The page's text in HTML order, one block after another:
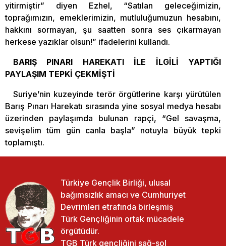
yitirmiştir” diyen Ezhel, “Satılan geleceğimizin,
toprağımızın, emeklerimizin, mutluluğumuzun hesabını,
hakkını sormayan, şu saatten sonra ses çıkarmayan
herkese yazıklar olsun!” ifadelerini kullandı.
BARIŞ PINARI HAREKATI İLE İLGİLİ YAPTIĞI
PAYLAŞIM TEPKİ ÇEKMİŞTİ
Suriye’nin kuzeyinde terör örgütlerine karşı yürütülen
Barış Pınarı Harekatı sırasında yine sosyal medya hesabı
üzerinden paylaşımda bulunan rapçi, “Gel savaşma,
sevişelim tüm gün canla başla” notuyla büyük tepki
toplamıştı.
Türkiye Gençlik Birliği, ulusal
bağımsızlık amacı ve Cumhuriyet
Devrimleri etrafında birleşmiş
Türk Gençliğinin ortak mücadele
örgütüdür.
TGB Türk gençliğini sağ-sol